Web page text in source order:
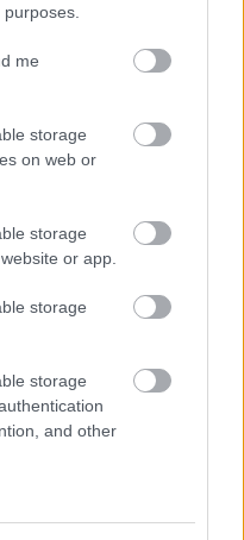
me
storage
on web or
storage
or app.
storage
storage
and other
karakterétől,
nem vele,
Samuellel (Harris
szexuálisan.
ha abszolút
a hálószobában,
kell a
Ehhez pedig